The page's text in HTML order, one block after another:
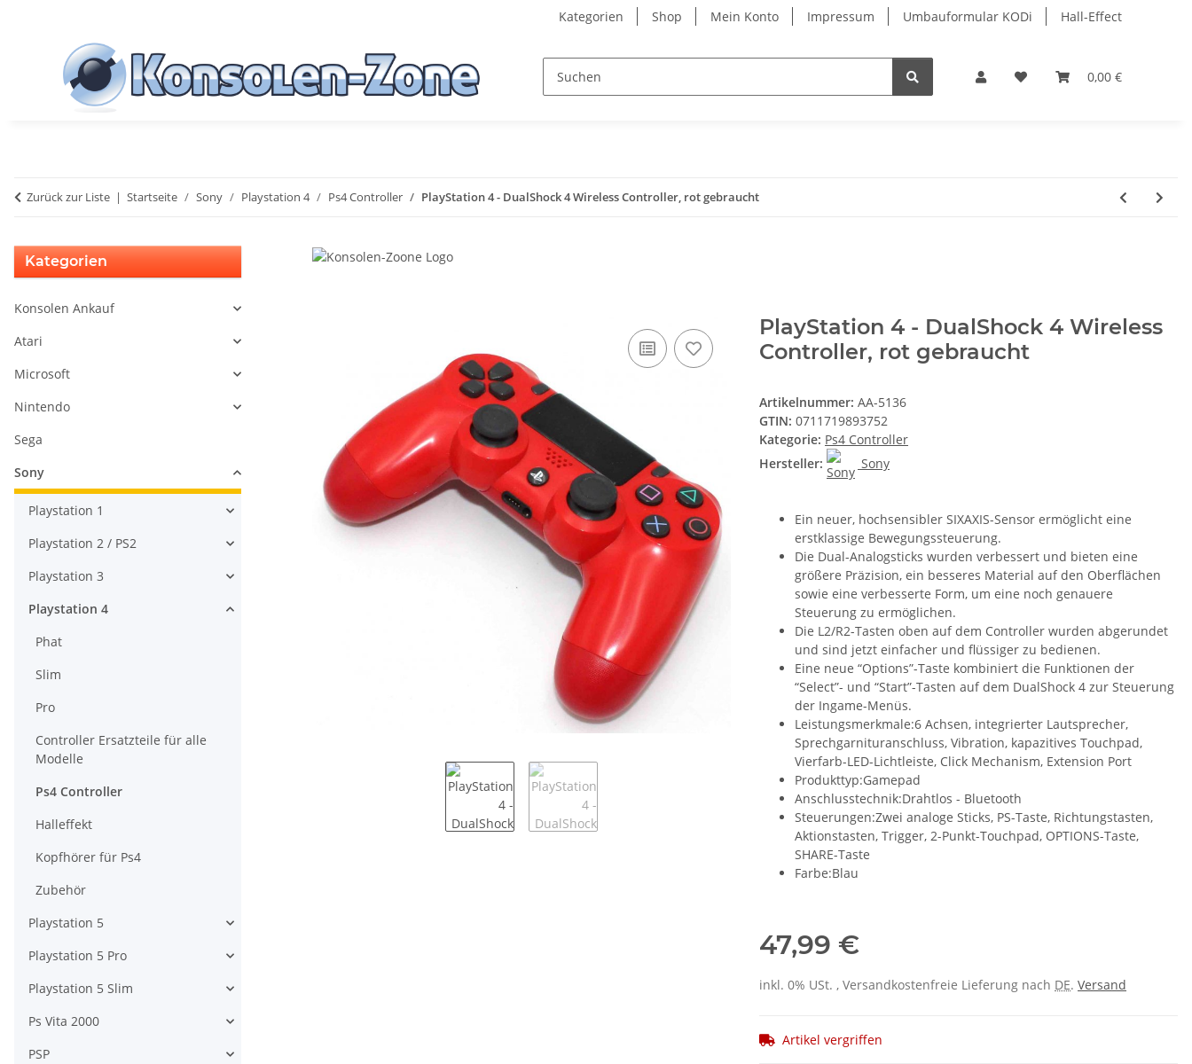
Kategorien Shop Mein Konto Impressum Umbauformular KODi Hall-Effect
0,00 €
Zurück zur Liste Startseite Sony Playstation 4 Ps4 Controller PlayStation 4 - DualShock 4 Wireless Controller, rot gebraucht
PlayStation 4 - DualShock 4 Wireless
Controller, rot gebraucht
Artikelnummer: AA-5136
GTIN: 0711719893752
Kategorie: Ps4 Controller
Hersteller:
Sony
Ein neuer, hochsensibler SIXAXIS-Sensor ermöglicht eine
erstklassige Bewegungssteuerung.
Die Dual-Analogsticks wurden verbessert und bieten eine
größere Präzision, ein besseres Material auf den Oberflächen
sowie eine verbesserte Form, um eine noch genauere
Steuerung zu ermöglichen.
Die L2/R2-Tasten oben auf dem Controller wurden abgerundet
und sind jetzt einfacher und flüssiger zu bedienen.
Eine neue “Options”-Taste kombiniert die Funktionen der
“Select”- und “Start”-Tasten auf dem DualShock 4 zur Steuerung
der Ingame-Menüs.
Leistungsmerkmale:6 Achsen, integrierter Lautsprecher,
Sprechgarnituranschluss, Vibration, kapazitives Touchpad,
Vierfarb-LED-Lichtleiste, Click Mechanism, Extension Port
Produkttyp:Gamepad
Anschlusstechnik:Drahtlos - Bluetooth
Steuerungen:Zwei analoge Sticks, PS-Taste, Richtungstasten,
Aktionstasten, Trigger, 2-Punkt-Touchpad, OPTIONS-Taste,
SHARE-Taste
Farbe:Blau
47,99 €
inkl. 0% USt. , Versandkostenfreie Lieferung nach DE. Versand
Artikel vergriffen
Kategorien
Konsolen Ankauf
Atari
Microsoft
Nintendo
Sega
Sony
Playstation 1
Playstation 2 / PS2
Playstation 3
Playstation 4
Phat
Slim
Pro
Controller Ersatzteile für alle
Modelle
Ps4 Controller
Halleffekt
Kopfhörer für Ps4
Zubehör
Playstation 5
Playstation 5 Pro
Playstation 5 Slim
Ps Vita 2000
PSP